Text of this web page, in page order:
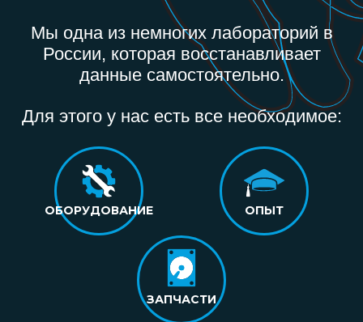
Мы одна из немногих лабораторий в
России, которая восстанавливает
данные самостоятельно.
Для этого у нас есть все необходимое:
ОБОРУДОВАНИЕ ОПЫТ
ЗАПЧАСТИ